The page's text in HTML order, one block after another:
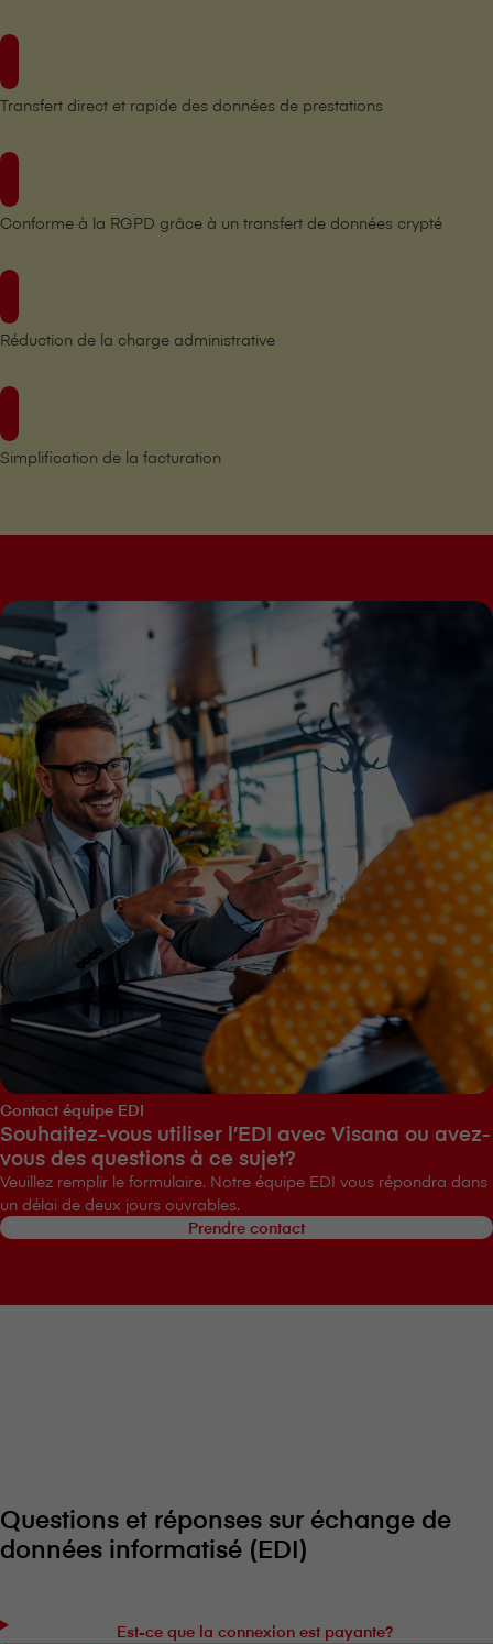
Transfert direct et rapide des données de prestations
Conforme à la RGPD grâce à un transfert de données crypté
Réduction de la charge administrative
Simplification de la facturation
Contact équipe EDI
Souhaitez-vous utiliser l’EDI avec V⁠i⁠s⁠a⁠n⁠a ou avez-
vous des questions à ce sujet?
Veuillez remplir le formulaire. Notre équipe EDI vous répondra dans
un délai de deux jours ouvrables.
Prendre contact
Questions et réponses sur échange de
données informatisé (EDI)
Est-ce que la connexion est payante?